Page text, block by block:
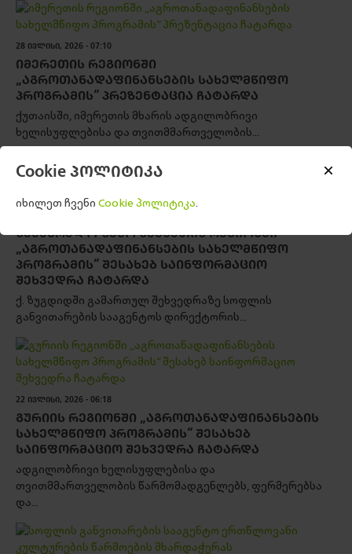
Cookie პოლიტიკა
იხილეთ ჩვენი Cookie პოლიტიკა.
28 ᲘᲕᲚᲘᲡᲘ, 2026 - 07:10
ᲘᲛᲔᲠᲔᲗᲘᲡ ᲠᲔᲒᲘᲝᲜᲨᲘ
„ᲐᲒᲠᲝᲗᲐᲜᲐᲓᲐᲤᲘᲜᲐᲜᲡᲔᲑᲘᲡ ᲡᲐᲮᲔᲚᲛᲬᲘᲤᲝ
ᲞᲠᲝᲒᲠᲐᲛᲘᲡ“ ᲞᲠᲔᲖᲔᲜᲢᲐᲪᲘᲐ ᲩᲐᲢᲐᲠᲓᲐ
ქუთაისში, იმერეთის მხარის ადგილობრივი
ხელისუფლებისა და თვითმმართველობის...
ᲡᲐᲛᲔᲒᲠᲔᲚᲝ-ᲖᲔᲛᲝ ᲡᲕᲐᲜᲔᲗᲘᲡ ᲠᲔᲒᲘᲝᲜᲨᲘ
„ᲐᲒᲠᲝᲗᲐᲜᲐᲓᲐᲤᲘᲜᲐᲜᲡᲔᲑᲘᲡ ᲡᲐᲮᲔᲚᲛᲬᲘᲤᲝ
ᲞᲠᲝᲒᲠᲐᲛᲘᲡ“ ᲨᲔᲡᲐᲮᲔᲑ ᲡᲐᲘᲜᲤᲝᲠᲛᲐᲪᲘᲝ
ᲨᲔᲮᲕᲔᲓᲠᲐ ᲩᲐᲢᲐᲠᲓᲐ
ქ. ზუგდიდში გამართულ შეხვედრაზე სოფლის
განვითარების სააგენტოს დირექტორის...
22 ᲘᲕᲚᲘᲡᲘ, 2026 - 06:18
ᲒᲣᲠᲘᲘᲡ ᲠᲔᲒᲘᲝᲜᲨᲘ „ᲐᲒᲠᲝᲗᲐᲜᲐᲓᲐᲤᲘᲜᲐᲜᲡᲔᲑᲘᲡ
ᲡᲐᲮᲔᲚᲛᲬᲘᲤᲝ ᲞᲠᲝᲒᲠᲐᲛᲘᲡ“ ᲨᲔᲡᲐᲮᲔᲑ
ᲡᲐᲘᲜᲤᲝᲠᲛᲐᲪᲘᲝ ᲨᲔᲮᲕᲔᲓᲠᲐ ᲩᲐᲢᲐᲠᲓᲐ
ადგილობრივი ხელისუფლებისა და
თვითმმართველობის წარმომადგენლებს, ფერმერებსა
და...